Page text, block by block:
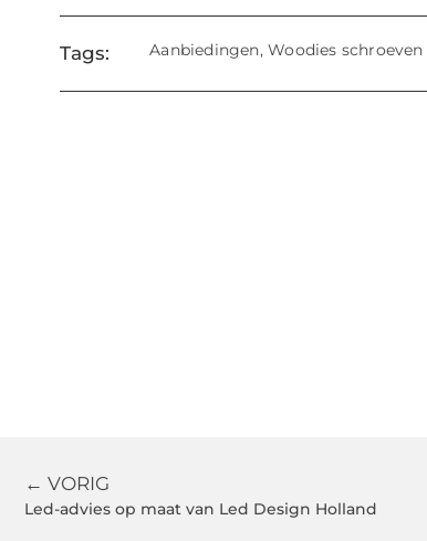
Tags: Aanbiedingen,Woodies schroeven
← VORIG
Led-advies op maat van Led Design Holland